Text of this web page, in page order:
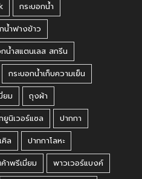
กระบอกน้ำ
น้ำฟางข้าว
กน้ำสแตนเลส สกรีน
กระบอกน้ำเก็บความเย็น
ยม
ถุงผ้า
ยูนิเวอร์แซล
ปากกา
คิล
ปากกาโลหะ
าพรีเมี่ยม
พาวเวอร์แบงค์